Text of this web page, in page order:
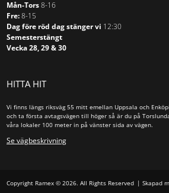
Mån-Tors 8-16
Fre: 8-15
Dag före röd dag stänger vi 12:30
Semesterstängt
Vecka 28, 29 & 30
HITTA HIT
Vi finns längs riksväg 55 mitt emellan Uppsala och
och ta första avtagsvägen till höger så är du på
våra lokaler 100 meter in på vänster sida av vägen.
Se vägbeskrivning
Copyright Ramex © 2026. All Rights Reserved Skapad